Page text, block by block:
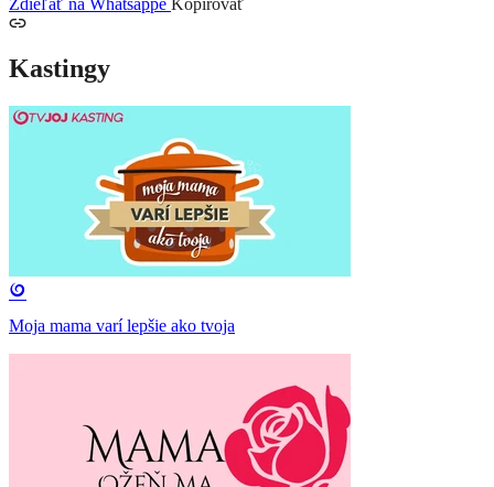
Zdieľať na Whatsappe Kopírovať
Kastingy
Moja mama varí lepšie ako tvoja